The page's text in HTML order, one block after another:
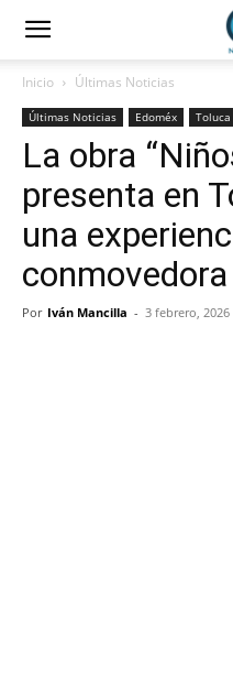
Inicio Últimas Noticias
Últimas Noticias Edoméx Toluca
La obra
presenta en
una
conmovedora
Por Iván Mancilla - 3 febrero, 2026